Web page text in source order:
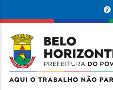
conteúdo
principal
da
Prefeitura
de